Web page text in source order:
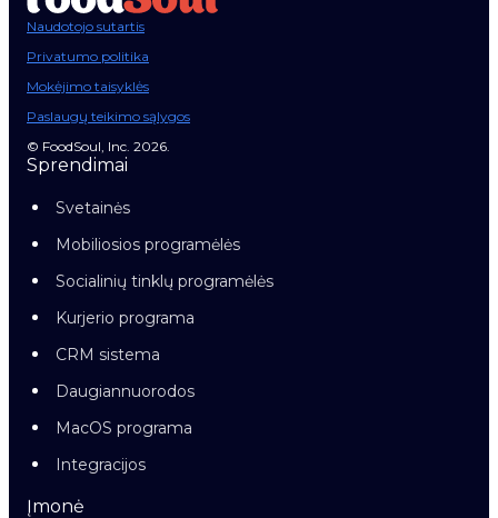
Naudotojo sutartis
Privatumo politika
Mokėjimo taisyklės
Paslaugų teikimo sąlygos
© FoodSoul, Inc. 2026.
Sprendimai
Svetainės
Mobiliosios programėlės
Socialinių tinklų programėlės
Kurjerio programa
CRM sistema
Daugiannuorodos
MacOS programa
Integracijos
Įmonė